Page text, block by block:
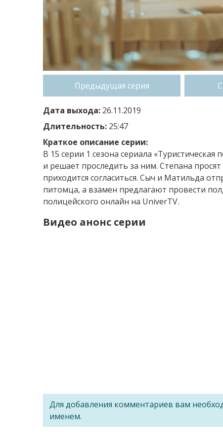
Предыдущая серия
Дата выхода: 26.11.2019
Длительность: 25:47
Краткое описание серии:
В 15 серии 1 сезона сериала
и решает проследить за ним. Степана
приходится согласиться. Сыч и Матильда
питомца, а взамен предлагают провести
полицейского онлайн на UniverTV.
Видео анонс серии
Для добавления комментариев вам
именем.